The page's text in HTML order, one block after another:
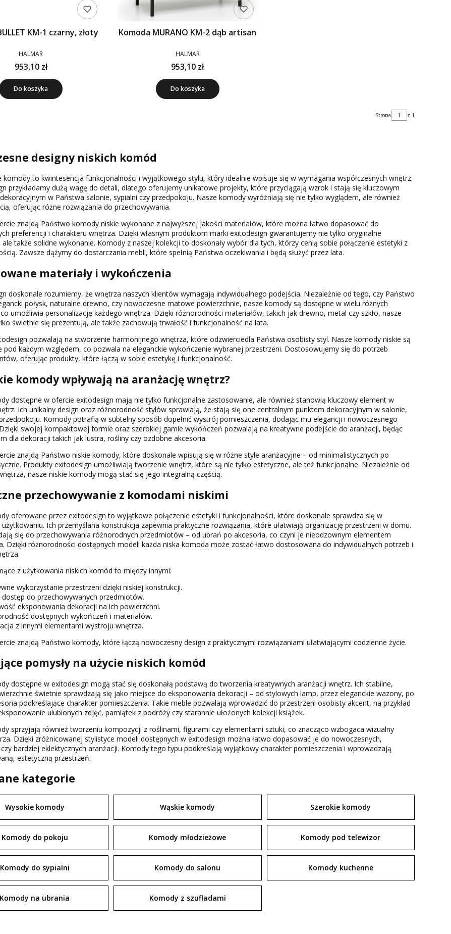
KM-1 czarny, złoty
HALMAR
953,10 zł
Do koszyka
Komoda MURANO KM-2 dąb artisan
HALMAR
953,10 zł
Do koszyka
Strona z 1
designy niskich komód
komody to kwintesencja funkcjonalności i wyjątkowego stylu, który idealnie wpisuje się w wymagania współczesnych wnętrz.
przykładamy dużą wagę do detali, dlatego oferujemy unikatowe projekty, które przyciągają wzrok i stają się kluczowym
w Państwa salonie, sypialni czy przedpokoju. Nasze komody wyróżniają się nie tylko wyglądem, ale również
oferując różne rozwiązania do przechowywania.
znajdą Państwo komody niskie wykonane z najwyższej jakości materiałów, które można łatwo dopasować do
preferencji i charakteru wnętrza. Dzięki własnym produktom marki exitodesign gwarantujemy nie tylko oryginalne
także solidne wykonanie. Komody z naszej kolekcji to doskonały wybór dla tych, którzy cenią sobie połączenie estetyki z
Zawsze dążymy do dostarczania mebli, które spełnią Państwa oczekiwania i będą służyć przez lata.
materiały i wykończenia
doskonale rozumiemy, że wnętrza naszych klientów wymagają indywidualnego podejścia. Niezależnie od tego, czy Państwo
połysk, naturalne drewno, czy nowoczesne matowe powierzchnie, nasze komody są dostępne w wielu różnych
umożliwia personalizację każdego wnętrza. Dzięki różnorodności materiałów, takich jak drewno, metal czy szkło, nasze
świetnie się prezentują, ale także zachowują trwałość i funkcjonalność na lata.
pozwalają na stworzenie harmonijnego wnętrza, które odzwierciedla Państwa osobisty styl. Nasze komody niskie są
pod każdym względem, co pozwala na eleganckie wykończenie wybranej przestrzeni. Dostosowujemy się do potrzeb
oferując produkty, które łączą w sobie estetykę i funkcjonalność.
komody wpływają na aranżację wnętrz?
dostępne w ofercie exitodesign mają nie tylko funkcjonalne zastosowanie, ale również stanowią kluczowy element w
Ich unikalny design oraz różnorodność stylów sprawiają, że stają się one centralnym punktem dekoracyjnym w salonie,
Komody potrafią w subtelny sposób dopełnić wystrój pomieszczenia, dodając mu elegancji i nowoczesnego
swojej kompaktowej formie oraz szerokiej gamie wykończeń pozwalają na kreatywne podejście do aranżacji, będąc
dla dekoracji takich jak lustra, rośliny czy ozdobne akcesoria.
znajdą Państwo niskie komody, które doskonale wpisują się w różne style aranżacyjne – od minimalistycznych po
Produkty exitodesign umożliwiają tworzenie wnętrz, które są nie tylko estetyczne, ale też funkcjonalne. Niezależnie od
nasze niskie komody mogą stać się jego integralną częścią.
przechowywanie z komodami niskimi
oferowane przez exitodesign to wyjątkowe połączenie estetyki i funkcjonalności, które doskonale sprawdza się w
Ich przemyślana konstrukcja zapewnia praktyczne rozwiązania, które ułatwiają organizację przestrzeni w domu.
się do przechowywania różnorodnych przedmiotów – od ubrań po akcesoria, co czyni je nieodzownym elementem
Dzięki różnorodności dostępnych modeli każda niska komoda może zostać łatwo dostosowana do indywidualnych potrzeb i
z użytkowania niskich komód to między innymi:
wykorzystanie przestrzeni dzięki niskiej konstrukcji.
dostęp do przechowywanych przedmiotów.
eksponowania dekoracji na ich powierzchni.
dostępnych wykończeń i materiałów.
z innymi elementami wystroju wnętrza.
znajdą Państwo komody, które łączą nowoczesny design z praktycznymi rozwiązaniami ułatwiającymi codzienne życie.
pomysły na użycie niskich komód
dostępne w exitodesign mogą stać się doskonałą podstawą do tworzenia kreatywnych aranżacji wnętrz. Ich stabilne,
świetnie sprawdzają się jako miejsce do eksponowania dekoracji – od stylowych lamp, przez eleganckie wazony, po
podkreślające charakter pomieszczenia. Takie meble pozwalają wprowadzić do przestrzeni osobisty akcent, na przykład
ulubionych zdjęć, pamiątek z podróży czy starannie ułożonych kolekcji książek.
sprzyjają również tworzeniu kompozycji z roślinami, figurami czy elementami sztuki, co znacząco wzbogaca wizualny
Dzięki zróżnicowanej stylistyce modeli dostępnych w exitodesign można łatwo dopasować je do nowoczesnych,
bardziej eklektycznych aranżacji. Komody tego typu podkreślają wyjątkowy charakter pomieszczenia i wprowadzają
estetyczną przestrzeń.
kategorie
Wysokie komody Wąskie komody Szerokie komody
Komody do pokoju Komody młodzieżowe Komody pod telewizor
Komody do sypialni Komody do salonu Komody kuchenne
Komody na ubrania Komody z szufladami